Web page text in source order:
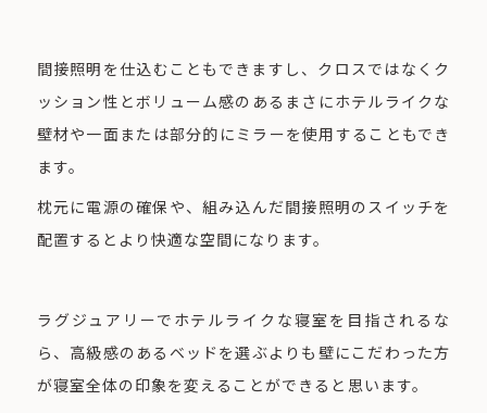
間接照明を仕込むこともできますし、クロスではなくク
ッション性とボリューム感のあるまさにホテルライクな
壁材や一面または部分的にミラーを使用することもでき
ます。
枕元に電源の確保や、組み込んだ間接照明のスイッチを
配置するとより快適な空間になります。
ラグジュアリーでホテルライクな寝室を目指されるな
ら、高級感のあるベッドを選ぶよりも壁にこだわった方
が寝室全体の印象を変えることができると思います。